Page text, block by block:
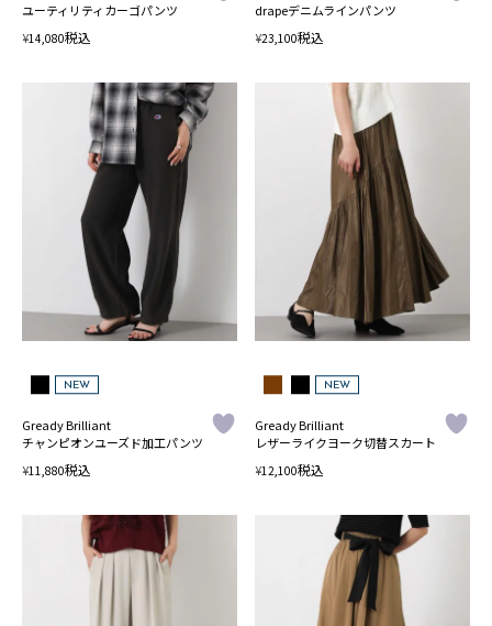
ユーティリティカーゴパンツ
¥14,080税込
drapeデニムラインパンツ
¥23,100税込
NEW
Gready Brilliant
チャンピオンユーズド加工パンツ
¥11,880税込
NEW
Gready Brilliant
レザーライクヨーク切替スカート
¥12,100税込